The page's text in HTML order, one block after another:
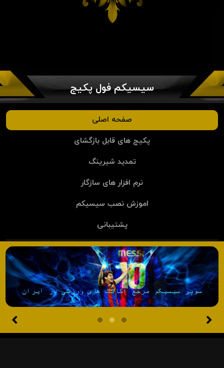
سیسیکم فول پکیج
صفحه اصلی
پکیج های قابل بازگشای
تمدید شیرینگ
نرم افزار های سازگار
اموزش نصب سیسیکم
پشتیبانی